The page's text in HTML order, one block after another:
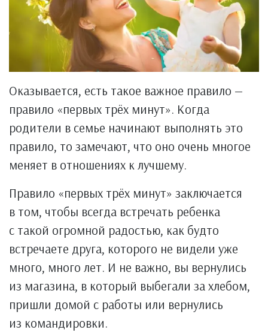
Оказывается, есть такое важное правило —
правило «первых трёх минут». Когда
родители в семье начинают выполнять это
правило, то замечают, что оно очень многое
меняет в отношениях к лучшему.
Правило «первых трёх минут» заключается
в том, чтобы всегда встречать ребенка
с такой огромной радостью, как будто
встречаете друга, которого не видели уже
много, много лет. И не важно, вы вернулись
из магазина, в который выбегали за хлебом,
пришли домой с работы или вернулись
из командировки.